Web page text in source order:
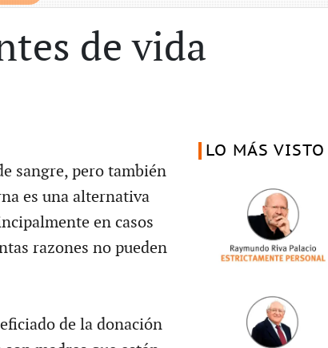
de vida
sangre, pero también
es una alternativa
en casos
razones no pueden
de la donación
LO MÁS